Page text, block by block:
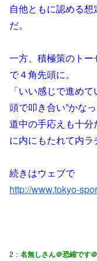
自他ともに認める
だ。
一方、積極策のト
で４角先頭に。
「いい感じで進め
頭で叩き合い”かな
道中の手応えも十
に内にもたれて内ラ
続きはウェブで
http://www.tokyo-
2： 名無しさん＠恐縮です